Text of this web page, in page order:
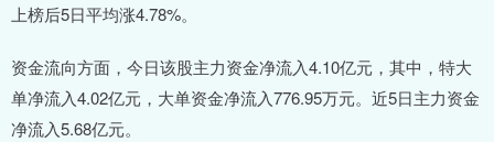
上榜后5日平均涨4.78%。
资金流向方面，今日该股主力资金净流入4.10亿元，其中，特大
单净流入4.02亿元，大单资金净流入776.95万元。近5日主力资金
净流入5.68亿元。